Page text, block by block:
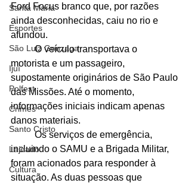
Santa Maria
Esportes
São Luiz Gonzaga
Ijuí
Polfest
Crimes
Santo Cristo
Lajeado
Cultura
Ford Focus branco que, por razões
ainda desconhecidas, caiu no rio e
afundou.
	O veículo transportava o
motorista e um passageiro,
supostamente originários de São Paulo
das Missões. Até o momento,
informações iniciais indicam apenas
danos materiais.
	Os serviços de emergência,
incluindo o SAMU e a Brigada Militar,
foram acionados para responder à
situação. As duas pessoas que